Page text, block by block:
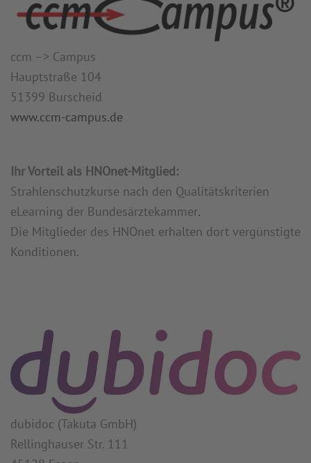
ccm –> Campus
Hauptstraße 104
51399 Burscheid
www.ccm-campus.de
Ihr Vorteil als HNOnet-Mitglied:
Strahlenschutzkurse nach den Qualitätskriterien
eLearning der Bundesärztekammer.
Die Mitglieder des HNOnet erhalten dort vergünstigte
Konditionen.
dubidoc (Takuta GmbH)
Rellinghauser Str. 111